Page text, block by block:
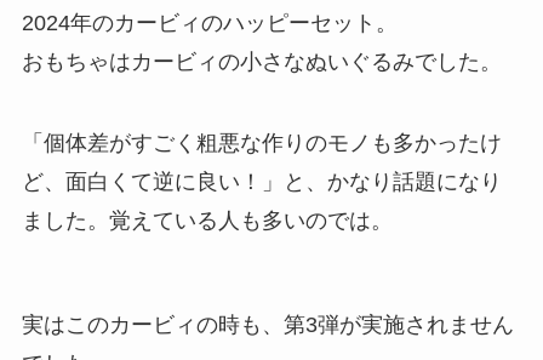
2024年のカービィのハッピーセット。
おもちゃはカービィの小さなぬいぐるみでした。
「個体差がすごく粗悪な作りのモノも多かったけ
ど、面白くて逆に良い！」と、かなり話題になり
ました。覚えている人も多いのでは。
実はこのカービィの時も、第3弾が実施されません